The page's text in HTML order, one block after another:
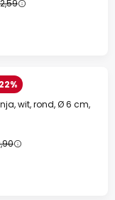
wit, rond, Ø 6 cm,